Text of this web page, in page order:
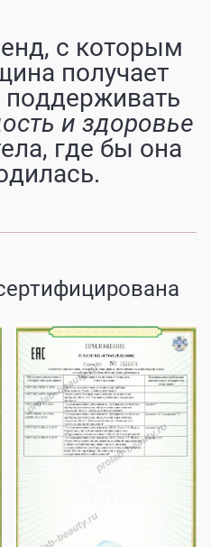
с которым
получает
и здоровье
где бы она